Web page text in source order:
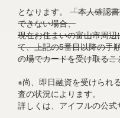
となります。 「本人確認
できない場合、
現在お住まいの富山市周
て、上記の5番目以降の手
の場でカードを受け取る
※尚、即日融資を受けられ
査の状況によります。
詳しくは、アイフルの公式